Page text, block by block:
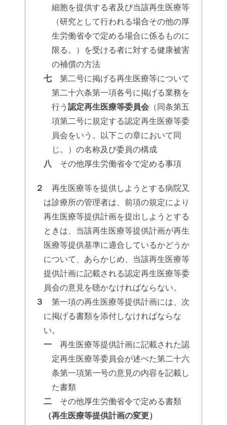
細胞を提供する者及び当該再生医療等
（研究として行われる場合その他の厚
生労働省令で定める場合に係るものに
限る。）を受ける者に対する健康被害
の補償の方法
七第二号に掲げる再生医療等について
第二十六条第一項各号に掲げる業務を
行う認定再生医療等委員会 （同条第五
項第二号に規定する認定再生医療等委
員会をいう。以下この章において同
じ。）の名称及び委員の構成
八
その他厚生労働省令で定める事項
２
再生医療等を提供しようとする病院又
は診療所の管理者は、前項の規定により
再生医療等提供計画を提出しようとする
ときは、当該再生医療等提供計画が再生
医療等提供基準に適合しているかどうか
について、あらかじめ、当該再生医療等
提供計画に記載される認定再生医療等委
員会の意見を聴かなければならない。
３
第一項の再生医療等提供計画には、次
に掲げる書類を添付しなければならな
い。
一 再生医療等提供計画に記載された認
定再生医療等委員会が述べた第二十六
条第一項第一号の意見の内容を記載し
た書類
二 その他厚生労働省令で定める書類
（再生医療等提供計画の変更）